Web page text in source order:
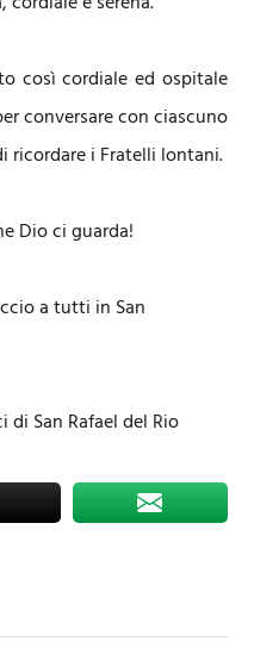
così cordiale ed ospitale
conversare con ciascuno
ricordare i Fratelli lontani.
Dio ci guarda!
a tutti in San
San Rafael del Rio